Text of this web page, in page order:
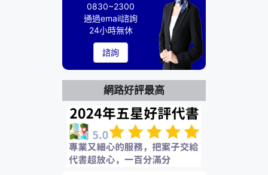
0830~2300
通過email諮詢
24小時無休
諮詢
網路好評最高